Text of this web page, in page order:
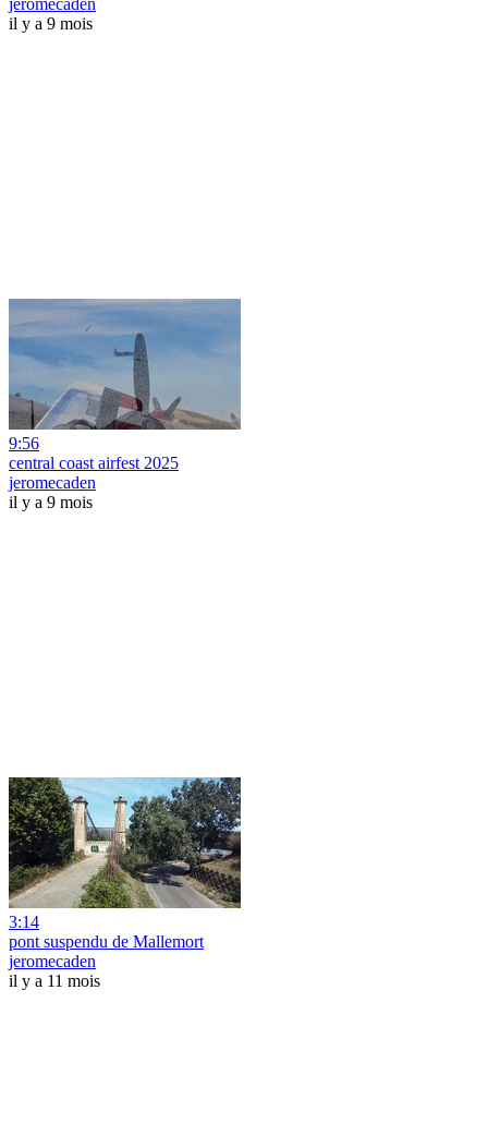
jeromecaden
il y a 9 mois
9:56
central coast airfest 2025
jeromecaden
il y a 9 mois
3:14
pont suspendu de Mallemort
jeromecaden
il y a 11 mois